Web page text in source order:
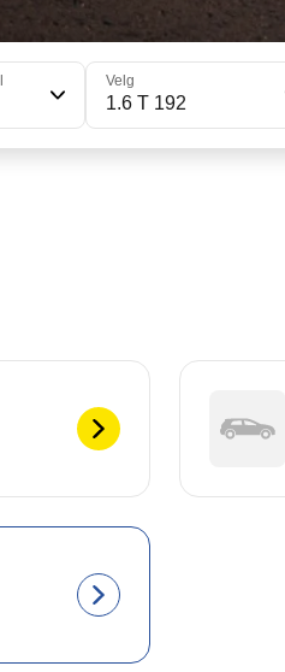
Velg
1.6 T 192